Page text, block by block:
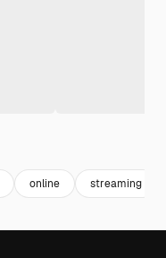
online streaming